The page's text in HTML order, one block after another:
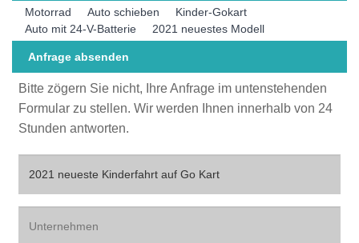
Motorrad Auto schieben
Kinder-Gokart
Auto mit 24-V-Batterie
2021 neuestes Modell
Anfrage absenden
Bitte zögern Sie nicht, Ihre Anfrage im untenstehenden
Formular zu stellen. Wir werden Ihnen innerhalb von 24
Stunden antworten.